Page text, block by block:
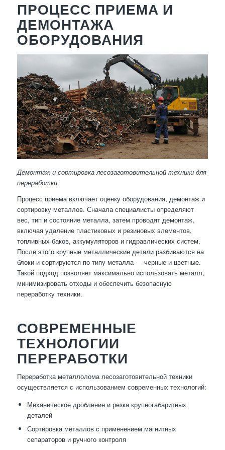
ПРОЦЕСС ПРИЕМА И
ДЕМОНТАЖА
ОБОРУДОВАНИЯ
Демонтаж и сортировка лесозаготовительной техники для
переработки
Процесс приема включает оценку оборудования, демонтаж и
сортировку металлов. Сначала специалисты определяют
вес, тип и состояние металла, затем проводят демонтаж,
включая удаление пластиковых и резиновых элементов,
топливных баков, аккумуляторов и гидравлических систем.
После этого крупные металлические детали разбиваются на
блоки и сортируются по типу металла — черные и цветные.
Такой подход позволяет максимально использовать металл,
минимизировать отходы и обеспечить безопасную
переработку техники.
СОВРЕМЕННЫЕ
ТЕХНОЛОГИИ
ПЕРЕРАБОТКИ
Переработка металлолома лесозаготовительной техники
осуществляется с использованием современных технологий:
Механическое дробление и резка крупногабаритных
деталей
Сортировка металлов с применением магнитных
сепараторов и ручного контроля